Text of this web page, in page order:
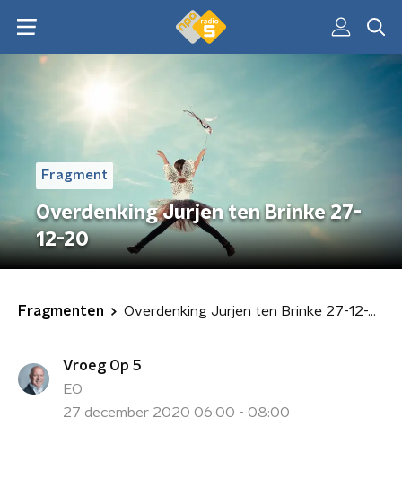
Fragment
Overdenking Jurjen ten Brinke 27-
12-20
Fragmenten Overdenking Jurjen ten Brinke 27-12-20
Vroeg Op 5
EO
27 december 2020 06:00 - 08:00